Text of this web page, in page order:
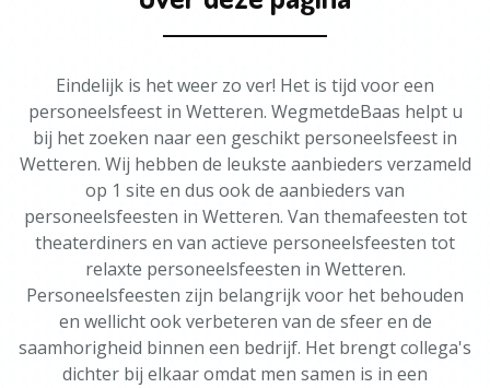
Eindelijk is het weer zo ver! Het is tijd voor een
personeelsfeest in Wetteren. WegmetdeBaas helpt u
bij het zoeken naar een geschikt personeelsfeest in
Wetteren. Wij hebben de leukste aanbieders verzameld
op 1 site en dus ook de aanbieders van
personeelsfeesten in Wetteren. Van themafeesten tot
theaterdiners en van actieve personeelsfeesten tot
relaxte personeelsfeesten in Wetteren.
Personeelsfeesten zijn belangrijk voor het behouden
en wellicht ook verbeteren van de sfeer en de
saamhorigheid binnen een bedrijf. Het brengt collega's
dichter bij elkaar omdat men samen is in een